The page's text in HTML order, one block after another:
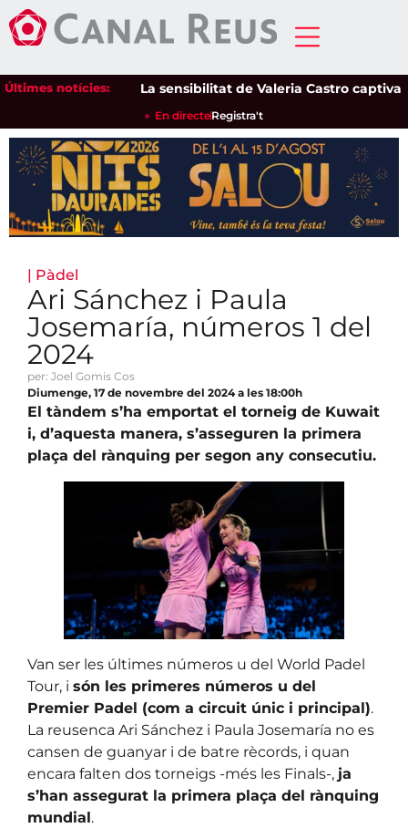
Últimes notícies: La sensibilitat de Valeria Castro captiva el
En directeRegistra't
| Pàdel
Ari Sánchez i Paula
Josemaría, números 1 del
2024
per: Joel Gomis Cos
Diumenge, 17 de novembre del 2024 a les 18:00h
El tàndem s’ha emportat el torneig de Kuwait
i, d’aquesta manera, s’asseguren la primera
plaça del rànquing per segon any consecutiu.
Van ser les últimes números u del World Padel
Tour, i són les primeres números u del
Premier Padel (com a circuit únic i principal).
La reusenca Ari Sánchez i Paula Josemaría no es
cansen de guanyar i de batre rècords, i quan
encara falten dos torneigs -més les Finals-, ja
s’han assegurat la primera plaça del rànquing
mundial.